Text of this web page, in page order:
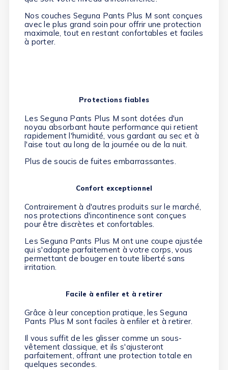
(15 avis)
Nos couches Seguna Pants Plus M sont conçues
avec le plus grand soin pour offrir une protection
maximale, tout en restant confortables et faciles
à porter.
Protections fiables
Les Seguna Pants Plus M sont dotées d'un
noyau absorbant haute performance qui retient
rapidement l'humidité, vous gardant au sec et à
l'aise tout au long de la journée ou de la nuit.
Plus de soucis de fuites embarrassantes.
Confort exceptionnel
Contrairement à d'autres produits sur le marché,
nos protections d'incontinence sont conçues
pour être discrètes et confortables.
Les Seguna Pants Plus M ont une coupe ajustée
qui s'adapte parfaitement à votre corps, vous
permettant de bouger en toute liberté sans
irritation.
Facile à enfiler et à retirer
Grâce à leur conception pratique, les Seguna
Pants Plus M sont faciles à enfiler et à retirer.
Il vous suffit de les glisser comme un sous-
vêtement classique, et ils s'ajusteront
parfaitement, offrant une protection totale en
quelques secondes.